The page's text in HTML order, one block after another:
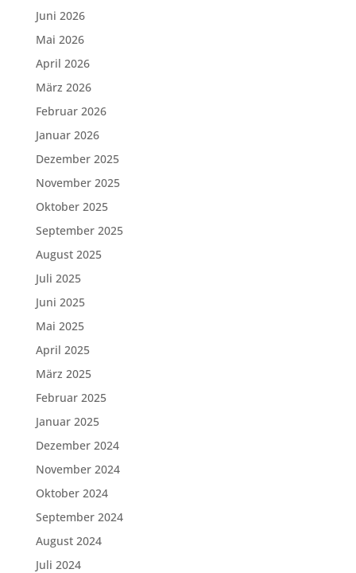
Juni 2026
Mai 2026
April 2026
März 2026
Februar 2026
Januar 2026
Dezember 2025
November 2025
Oktober 2025
September 2025
August 2025
Juli 2025
Juni 2025
Mai 2025
April 2025
März 2025
Februar 2025
Januar 2025
Dezember 2024
November 2024
Oktober 2024
September 2024
August 2024
Juli 2024